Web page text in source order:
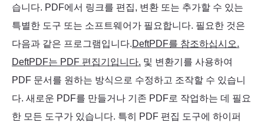
습니다. PDF에서 링크를 편집, 변환 또는 추가할 수 있는
특별한 도구 또는 소프트웨어가 필요합니다. 필요한 것은
다음과 같은 프로그램입니다.DeftPDF를 참조하십시오.
DeftPDF는 PDF 편집기입니다. 및 변환기를 사용하여
PDF 문서를 원하는 방식으로 수정하고 조작할 수 있습니
다. 새로운 PDF를 만들거나 기존 PDF로 작업하는 데 필요
한 모든 도구가 있습니다. 특히 PDF 편집 도구에 하이퍼